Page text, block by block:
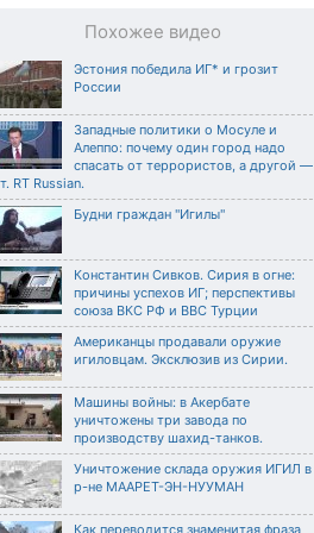
Похожее видео
Эстония победила ИГ* и грозит
России
Западные политики о Мосуле и
Алеппо: почему один город надо
спасать от террористов, а другой —
RT Russian.
Будни граждан "Игилы"
Константин Сивков. Сирия в огне:
причины успехов ИГ; перспективы
союза ВКС РФ и ВВС Турции
Американцы продавали оружие
игиловцам. Эксклюзив из Сирии.
Машины войны: в Акербате
уничтожены три завода по
производству шахид-танков.
Уничтожение склада оружия ИГИЛ в
р-не МААРЕТ-ЭН-НУУМАН
Как переводится знаменитая фраза